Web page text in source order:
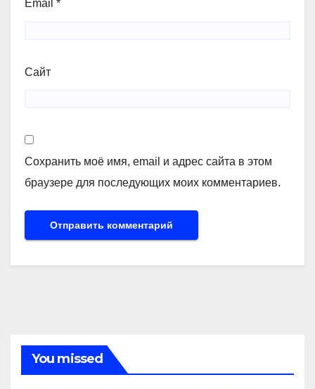
Email *
Сайт
Сохранить моё имя, email и адрес сайта в этом
браузере для последующих моих комментариев.
You missed